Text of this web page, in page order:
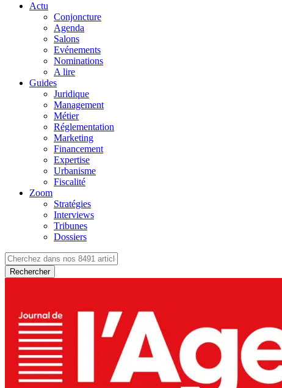
Actu
Conjoncture
Agenda
Salons
Evénements
Nominations
A lire
Guides
Juridique
Management
Métier
Réglementation
Marketing
Financement
Expertise
Urbanisme
Fiscalité
Zoom
Stratégies
Interviews
Tribunes
Dossiers
Rechercher